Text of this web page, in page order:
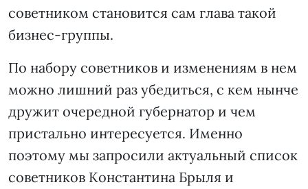
советником становится сам глава такой
бизнес-группы.
По набору советников и изменениям в нем
можно лишний раз убедиться, с кем нынче
дружит очередной губернатор и чем
пристально интересуется. Именно
поэтому мы запросили актуальный список
советников Константина Брыля и